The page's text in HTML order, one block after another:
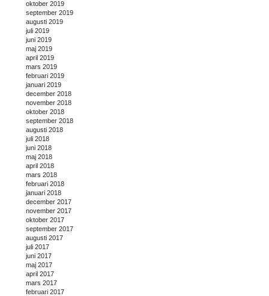
oktober 2019
september 2019
augusti 2019
juli 2019
juni 2019
maj 2019
april 2019
mars 2019
februari 2019
januari 2019
december 2018
november 2018
oktober 2018
september 2018
augusti 2018
juli 2018
juni 2018
maj 2018
april 2018
mars 2018
februari 2018
januari 2018
december 2017
november 2017
oktober 2017
september 2017
augusti 2017
juli 2017
juni 2017
maj 2017
april 2017
mars 2017
februari 2017